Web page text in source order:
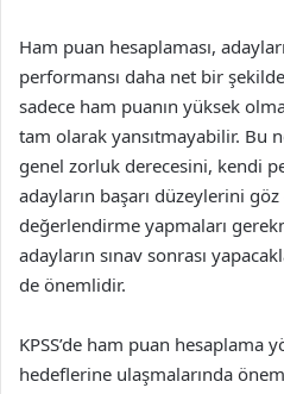
Ham puan hesaplaması,
performansı daha net bir
sadece ham puanın yüksek
tam olarak yansıtmayabilir. Bu
genel zorluk derecesini, kendi
adayların başarı düzeylerini
değerlendirme yapmaları
adayların sınav sonrası
de önemlidir.
KPSS’de ham puan hesaplama
hedeflerine ulaşmalarında